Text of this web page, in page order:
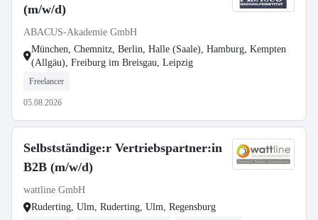
(m/w/d)
ABACUS-Akademie GmbH
München, Chemnitz, Berlin, Halle (Saale), Hamburg, Kempten
(Allgäu), Freiburg im Breisgau, Leipzig
Freelancer
05.08.2026
Selbstständige:r Vertriebspartner:in
B2B (m/w/d)
wattline GmbH
Ruderting, Ulm, Ruderting, Ulm, Regensburg